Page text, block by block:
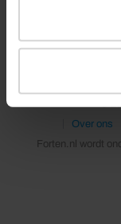
©
Over ons
Forten.nl wordt